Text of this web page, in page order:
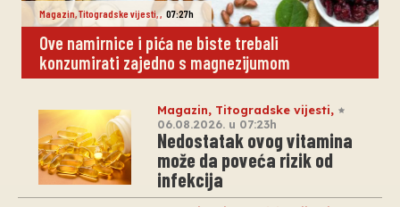
Magazin,Titogradske vijesti,, 07:27h
Ove namirnice i pića ne biste trebali
konzumirati zajedno s magnezijumom
Magazin, Titogradske vijesti,
06.08.2026. u 07:23h
Nedostatak ovog vitamina
može da poveća rizik od
infekcija